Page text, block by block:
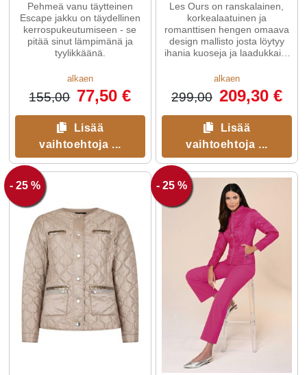
Pehmeä vanu täytteinen
Escape jakku on täydellinen
kerrospukeutumiseen - se
pitää sinut lämpimänä ja
tyylikkäänä.
alkaen
155,00 77,50 €
Lisää
vaihtoehtoja ...
Les Ours on ranskalainen,
korkealaatuinen ja
romanttisen hengen omaava
design mallisto josta löytyy
ihania kuoseja ja laadukkaita
alkaen
299,00 209,30 €
Lisää
vaihtoehtoja ...
- 25 % - 25 %